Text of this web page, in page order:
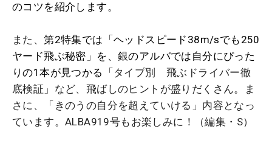
のコツを紹介します。
また、第2特集では「ヘッドスピード38m/sでも250
ヤード飛ぶ秘密」を、銀のアルバでは自分にぴった
りの1本が見つかる「 タイプ別 飛ぶドライバー徹
底検証」など、飛ばしのヒントが盛りだくさん。ま
さに、「きのうの自分を超えていける」内容となっ
ています。 ALBA919号もお楽しみに！（編集・S）